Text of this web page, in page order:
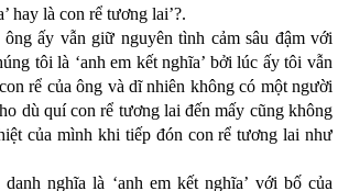
hay là con rể tương lai’?.
ấy vẫn giữ nguyên tình cảm sâu đậm với
tôi là ‘anh em kết nghĩa’ bởi lúc ấy tôi vẫn
rể của ông và dĩ nhiên không có một người
dù quí con rể tương lai đến mấy cũng không
của mình khi tiếp đón con rể tương lai như
nghĩa là ‘anh em kết nghĩa’ với bố của